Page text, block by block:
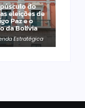
do
eleições de
Paz e o
da Bolívia
Estratégica